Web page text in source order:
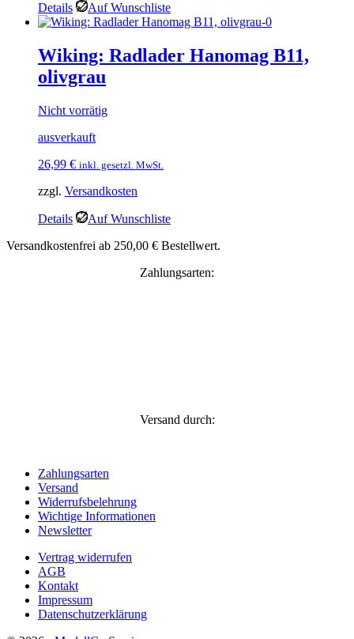
Details Auf Wunschliste
Wiking: Radlader Hanomag B11,
olivgrau
Nicht vorrätig
ausverkauft
26,99 € inkl. gesetzl. MwSt.
zzgl. Versandkosten
Details
Auf Wunschliste
Versandkostenfrei ab 250,00 € Bestellwert.
Zahlungsarten:
Versand durch:
Zahlungsarten
Versand
Widerrufsbelehrung
Wichtige Informationen
Newsletter
Vertrag widerrufen
AGB
Kontakt
Impressum
Datenschutzerklärung